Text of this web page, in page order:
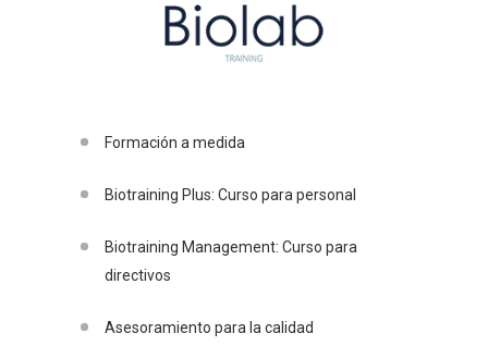
Formación a medida
Biotraining Plus: Curso para personal
Biotraining Management: Curso para
directivos
Asesoramiento para la calidad